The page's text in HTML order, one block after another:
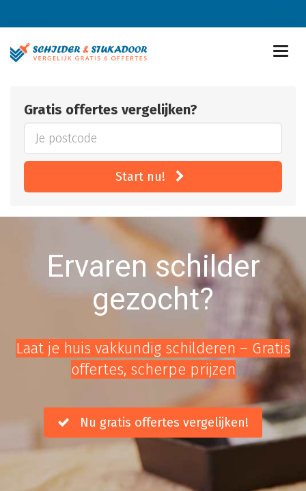
Gratis offertes vergelijken?
Start nu!
Ervaren schilder
gezocht?
Laat je huis vakkundig schilderen – Gratis
offertes, scherpe prijzen
Nu gratis offertes vergelijken!